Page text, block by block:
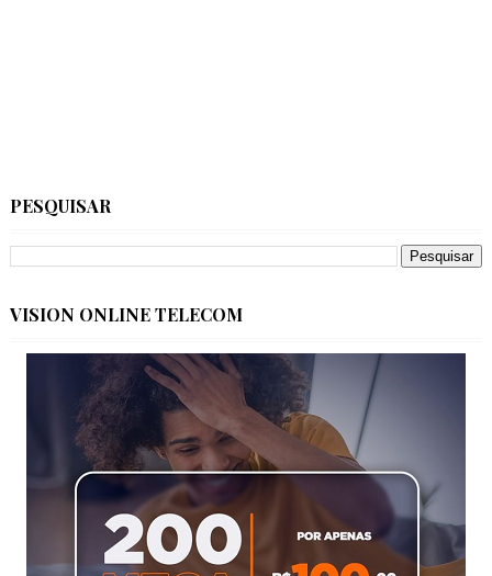
PESQUISAR
VISION ONLINE TELECOM